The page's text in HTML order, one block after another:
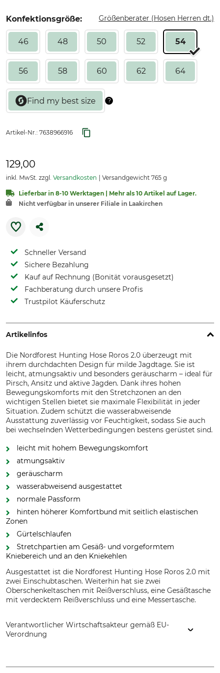
Konfektionsgröße: Größenberater (Hosen Herren dt.)
46 48 50 52 54
56 58 60 62 64
Artikel-Nr.: 7638966916
129,00
inkl. MwSt. zzgl. Versandkosten Versandgewicht 765 g
Lieferbar in 8-10 Werktagen | Mehr als 10 Artikel auf Lager.
Nicht verfügbar in unserer Filiale in Laakirchen
Schneller Versand
Sichere Bezahlung
Kauf auf Rechnung (Bonität vorausgesetzt)
Fachberatung durch unsere Profis
Trustpilot Käuferschutz
Artikelinfos
Die Nordforest Hunting Hose Roros 2.0 überzeugt mit
ihrem durchdachten Design für milde Jagdtage. Sie ist
leicht, atmungsaktiv und besonders geräuscharm – ideal für
Pirsch, Ansitz und aktive Jagden. Dank ihres hohen
Bewegungskomforts mit den Stretchzonen an den
wichtigen Stellen bietet sie maximale Flexibilität in jeder
Situation. Zudem schützt die wasserabweisende
Ausstattung zuverlässig vor Feuchtigkeit, sodass Sie auch
bei wechselnden Wetterbedingungen bestens gerüstet sind.
leicht mit hohem Bewegungskomfort
atmungsaktiv
geräuscharm
wasserabweisend ausgestattet
normale Passform
hinten höherer Komfortbund mit seitlich elastischen
Zonen
Gürtelschlaufen
Stretchpartien am Gesäß- und vorgeformtem
Kniebereich und an den Kniekehlen
Ausgestattet ist die Nordforest Hunting Hose Roros 2.0 mit
zwei Einschubtaschen. Weiterhin hat sie zwei
Oberschenkeltaschen mit Reißverschluss, eine Gesäßtasche
mit verdecktem Reißverschluss und eine Messertasche.
Verantwortlicher Wirtschaftsakteur gemäß EU-
Verordnung
www.grube.de